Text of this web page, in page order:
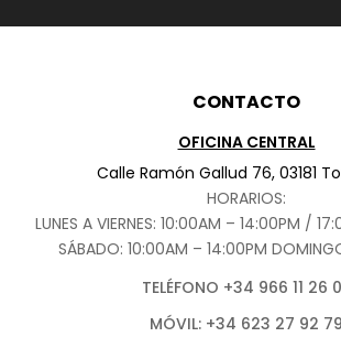
CONTACTO
OFICINA CENTRAL
Calle Ramón Gallud 76, 03181
HORARIOS:
LUNES A VIERNES: 10:00AM – 14:00PM /
SÁBADO: 10:00AM – 14:00PM
TELÉFONO +34 966 11 26
MÓVIL: +34 623 27 92 79